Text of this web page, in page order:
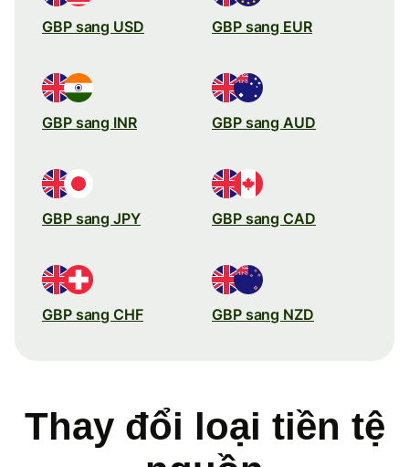
GBP sang USD GBP sang EUR
GBP sang INR GBP sang AUD
GBP sang JPY GBP sang CAD
GBP sang CHF GBP sang NZD
Thay đổi loại tiền tệ